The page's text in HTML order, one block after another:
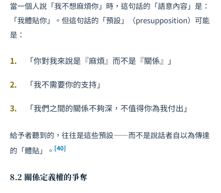
當一個人說「我不想麻煩你」時，這句話的「語意內容」是：
「我體貼你」。但這句話的「預設」（presupposition）可能
是：
「你對我來說是『麻煩』而不是『關係』」
「我不需要你的支持」
「我們之間的關係不夠深，不值得你為我付出」
給予者聽到的，往往是這些預設——而不是說話者自以為傳達
的「體貼」。 [40]
8.2 關係定義權的爭奪